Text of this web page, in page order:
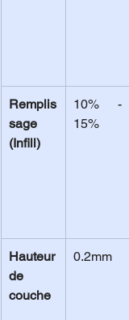
Remplis
sage
(Infill)
10% -
15%
Hauteur
de
couche
0.2mm